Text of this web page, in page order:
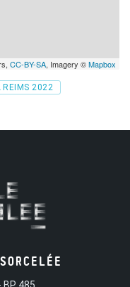
CC-BY-SA, Imagery ©Mapbox
REIMS 2022
BP 485